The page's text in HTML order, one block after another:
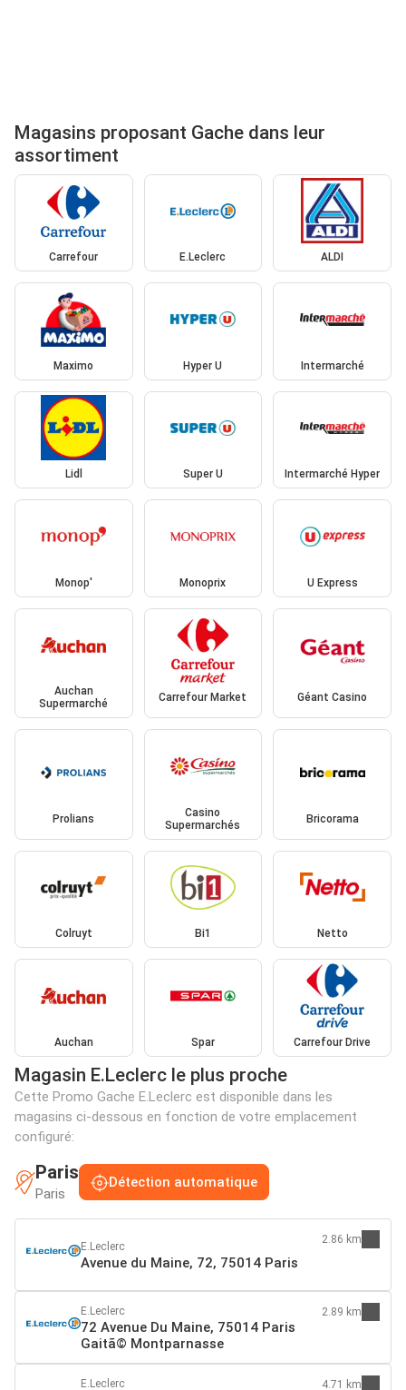
Magasins proposant Gache dans leur
assortiment
Carrefour E.Leclerc ALDI
Maximo Hyper U Intermarché
Lidl Super U Intermarché Hyper
Monop' Monoprix U Express
Auchan
Supermarché
Carrefour Market Géant Casino
Prolians
Casino
Supermarchés
Bricorama
Colruyt Bi1 Netto
Auchan Spar Carrefour Drive
Magasin E.Leclerc le plus proche
Cette Promo Gache E.Leclerc est disponible dans les
magasins ci-dessous en fonction de votre emplacement
configuré:
Paris
Paris
Détection automatique
E.Leclerc
Avenue du Maine, 72, 75014 Paris
2.86 km
E.Leclerc
72 Avenue Du Maine, 75014 Paris
Gaitã© Montparnasse
2.89 km
E.Leclerc 4.71 km